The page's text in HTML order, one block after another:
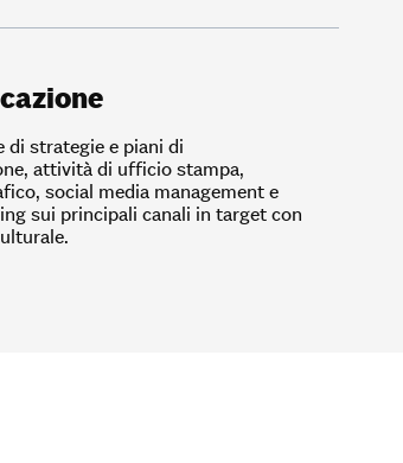
di strategie e piani di
attività di ufficio stampa,
social media management e
sui principali canali in target con